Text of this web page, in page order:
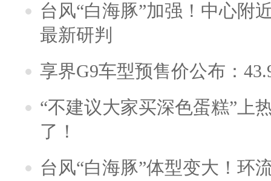
台风“白海豚”加强！中心附
最新研判
享界G9车型预售价公布：
“不建议大家买深色蛋糕”上
了！
台风“白海豚”体型变大！环